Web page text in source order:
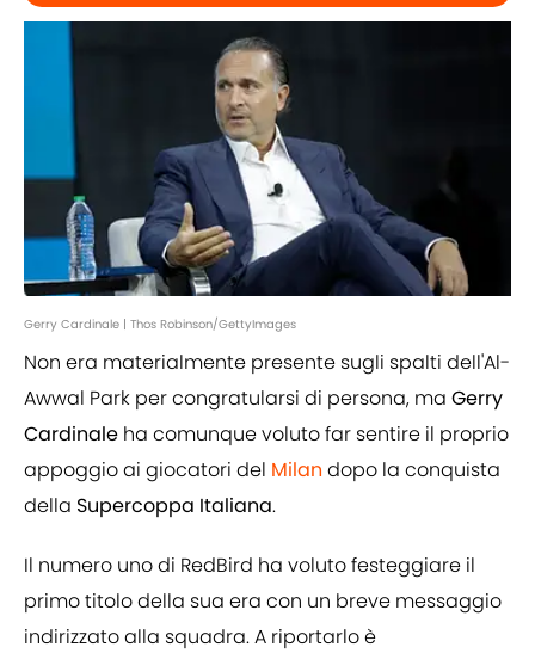
Gerry Cardinale | Thos Robinson/GettyImages
Non era materialmente presente sugli spalti dell'Al-
Awwal Park per congratularsi di persona, ma Gerry
Cardinale ha comunque voluto far sentire il proprio
appoggio ai giocatori del Milan dopo la conquista
della Supercoppa Italiana.
Il numero uno di RedBird ha voluto festeggiare il
primo titolo della sua era con un breve messaggio
indirizzato alla squadra. A riportarlo è